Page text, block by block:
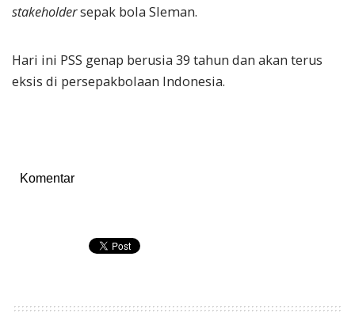
stakeholdersepak bola Sleman.
Hari ini PSS genap berusia 39 tahun dan akan terus
eksis di persepakbolaan Indonesia.
Komentar